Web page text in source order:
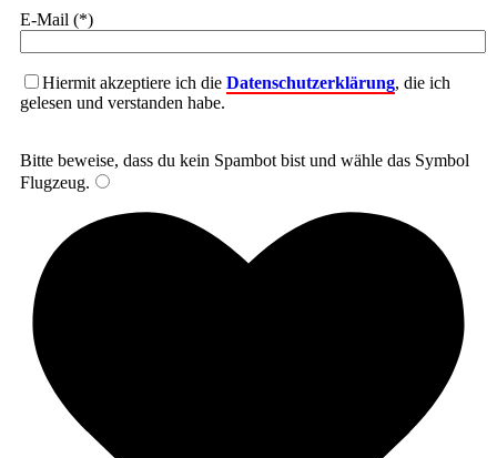
E-Mail (*)
Hiermit akzeptiere ich die Datenschutzerklärung, die ich
gelesen und verstanden habe.
Bitte beweise, dass du kein Spambot bist und wähle das Symbol
Flugzeug.